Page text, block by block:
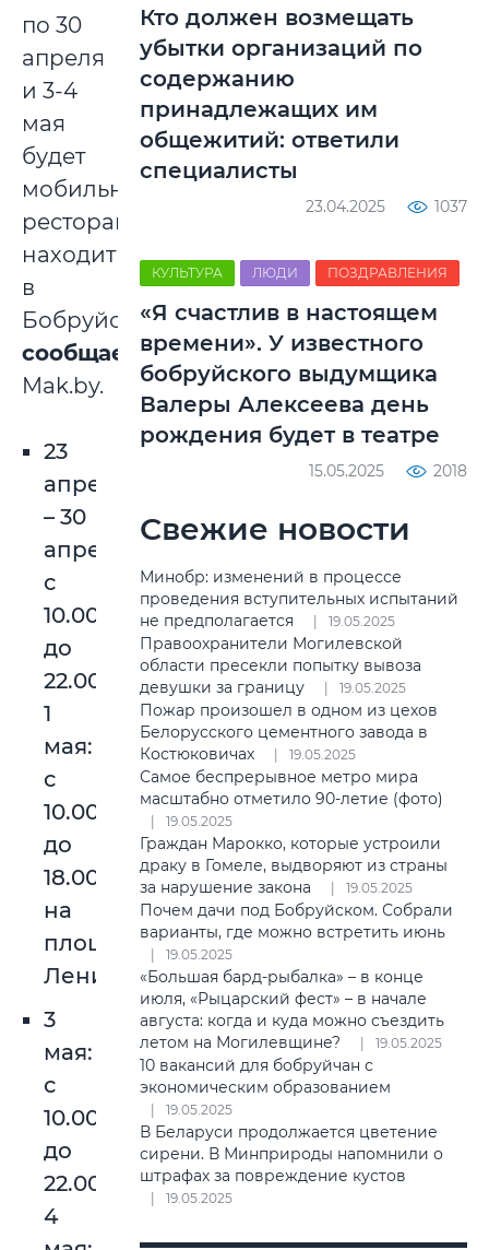
по 30
апреля
и 3-4
мая
будет
мобильный
ресторан
находиться
в
Бобруйске,
сообщает
Mak.by.
23
апреля
– 30
апреля:
с
10.00
до
22.00;
1
мая:
с
10.00
до
18.00
на
площади
Ленина.
3
мая:
с
10.00
до
22.00;
4
Кто должен возмещать
убытки организаций по
содержанию
принадлежащих им
общежитий: ответили
специалисты
23.04.2025 1037
КУЛЬТУРА ЛЮДИ ПОЗДРАВЛЕНИЯ
«Я счастлив в настоящем
времени». У известного
бобруйского выдумщика
Валеры Алексеева день
рождения будет в театре
15.05.2025 2018
Свежие новости
Минобр: изменений в процессе
проведения вступительных испытаний
не предполагается
19.05.2025
Правоохранители Могилевской
области пресекли попытку вывоза
девушки за границу
19.05.2025
Пожар произошел в одном из цехов
Белорусского цементного завода в
Костюковичах
19.05.2025
Самое беспрерывное метро мира
масштабно отметило 90-летие (фото)
19.05.2025
Граждан Марокко, которые устроили
драку в Гомеле, выдворяют из страны
за нарушение закона
19.05.2025
Почем дачи под Бобруйском. Собрали
варианты, где можно встретить июнь
19.05.2025
«Большая бард-рыбалка» – в конце
июля, «Рыцарский фест» – в начале
августа: когда и куда можно съездить
летом на Могилевщине?
19.05.2025
10 вакансий для бобруйчан с
экономическим образованием
19.05.2025
В Беларуси продолжается цветение
сирени. В Минприроды напомнили о
штрафах за повреждение кустов
19.05.2025